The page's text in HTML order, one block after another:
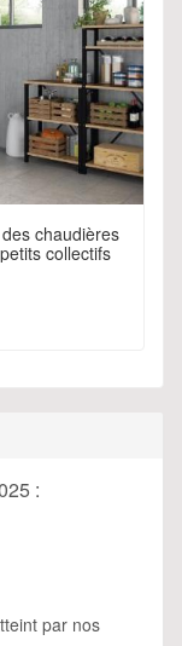
chaudières
collectifs
:
par nos